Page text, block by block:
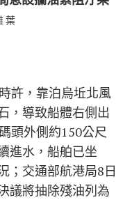
葉
許，靠泊烏坵北風
，導致船體右側出
頭外側約150公尺
進水，船舶已坐
；交通部航港局8日
議將抽除殘油列為